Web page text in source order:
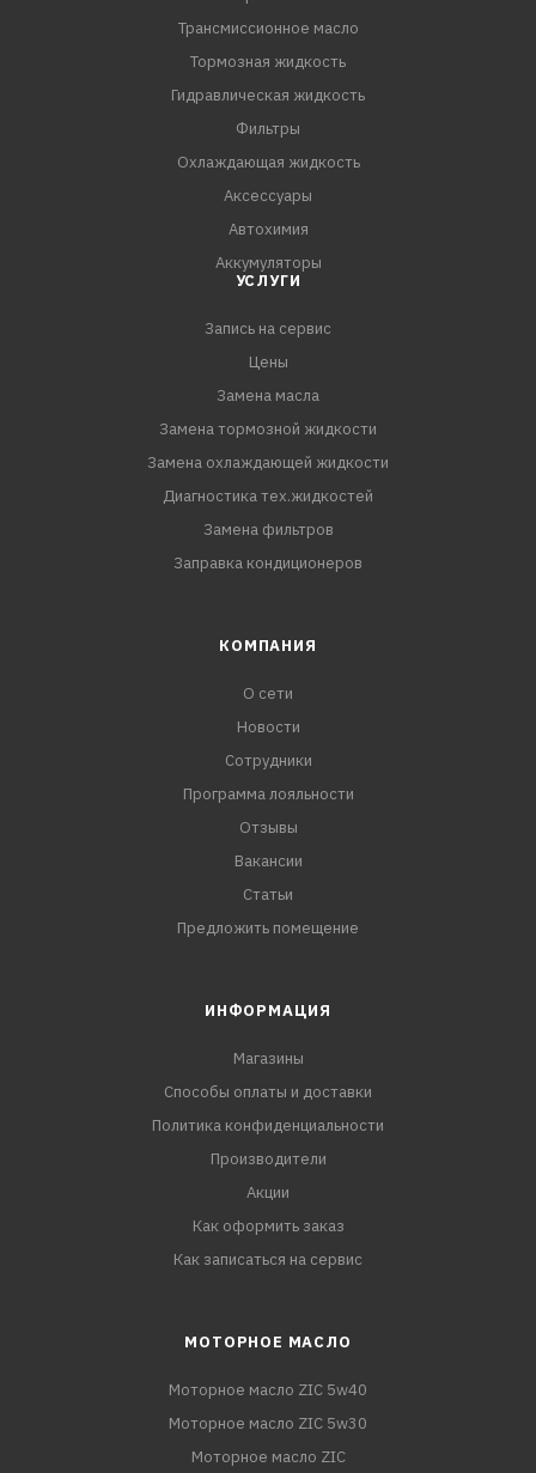
жестких условиях с увеличенными интервалами замены
масла. Рекомендовано для двигателей Ford и Re-nault,
требующих применения моторных масел с допуском
WSS-M2C913-D, -С и RN 0700 соответственно.
- Значительная экономия топлива и снижение выбр
Трансмиссионное масло
Тормозная жидкость
Гидравлическая жидкость
Фильтры
Охлаждающая жидкость
Аксессуары
Автохимия
Аккумуляторы
УСЛУГИ
Запись на сервис
Цены
Замена масла
Замена тормозной жидкости
Замена охлаждающей жидкости
Диагностика тех.жидкостей
Замена фильтров
Заправка кондиционеров
КОМПАНИЯ
О сети
Новости
Сотрудники
Программа лояльности
Отзывы
Вакансии
Статьи
Предложить помещение
ИНФОРМАЦИЯ
Магазины
Способы оплаты и доставки
Политика конфиденциальности
Производители
Акции
Как оформить заказ
Как записаться на сервис
МОТОРНОЕ МАСЛО
Моторное масло ZIC 5w40
Моторное масло ZIC 5w30
Моторное масло ZIC